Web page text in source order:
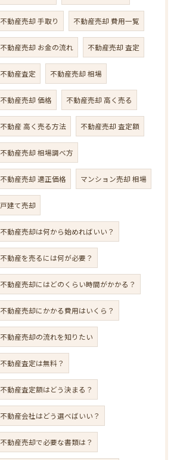
不動産売却 手取り 不動産売却 費用一覧
不動産売却 お金の流れ 不動産売却 査定
不動産査定 不動産売却 相場
不動産売却 価格 不動産売却 高く売る
不動産 高く売る方法 不動産売却 査定額
不動産売却 相場調べ方
不動産売却 適正価格 マンション売却 相場
戸建て売却
不動産売却は何から始めればいい？
不動産を売るには何が必要？
不動産売却にはどのくらい時間がかかる？
不動産売却にかかる費用はいくら？
不動産売却の流れを知りたい
不動産査定は無料？
不動産査定額はどう決まる？
不動産会社はどう選べばいい？
不動産売却で必要な書類は？